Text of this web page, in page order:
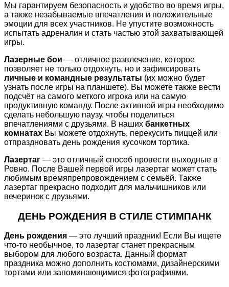
Мы гарантируем безопасность и удобство во время игры,
а также незабываемые впечатления и положительные
эмоции для всех участников. Не упустите возможность
испытать адреналин и стать частью этой захватывающей
игры.
Лазерные бои — отличное развлечение, которое
позволяет не только отдохнуть, но и зафиксировать
личные и командные результаты (их можно будет
узнать после игры на планшете). Вы можете также вести
подсчёт на самого меткого игрока или на самую
продуктивную команду. После активной игры необходимо
сделать небольшую паузу, чтобы поделиться
впечатлениями с друзьями. В наших банкетных
комнатах Вы можете отдохнуть, перекусить пиццей или
отпраздновать день рождения кусочком тортика.
Лазертаг — это отличный способ провести выходные в
Ровно. После Вашей первой игры лазертаг может стать
любимым времяпрепровождением с семьёй. Также
лазертаг прекрасно подходит для мальчишников или
вечеринок с друзьями.
ДЕНЬ РОЖДЕНИЯ В СТИЛЕ СТИМПАНК
День рождения — это лучший праздник! Если Вы ищете
что-то необычное, то лазертаг станет прекрасным
выбором для любого возраста. Данный формат
праздника можно дополнить костюмами, дизайнерскими
тортами или запоминающимися фотографиями.